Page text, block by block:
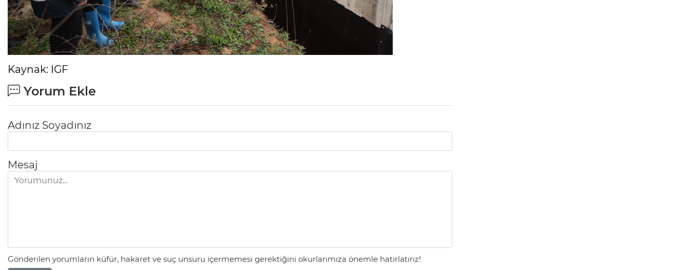
Kaynak: IGF
Yorum Ekle
Adınız Soyadınız
Mesaj
Gönderilen yorumların küfür, hakaret ve suç unsuru içermemesi gerektiğini okurlarımıza önemle hatırlatırız!